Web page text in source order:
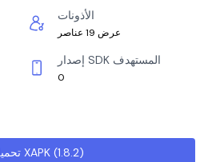
الأذونات
عرض 19 عناصر
إصدار SDK المستهدف
0
تحميل XAPK (1.8.2)